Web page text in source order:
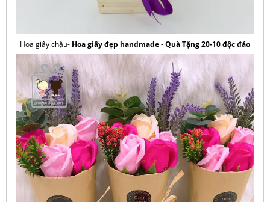
Hoa giấy chậu- Hoa giấy đẹp handmade-Quà Tặng 20-10 độc đáo